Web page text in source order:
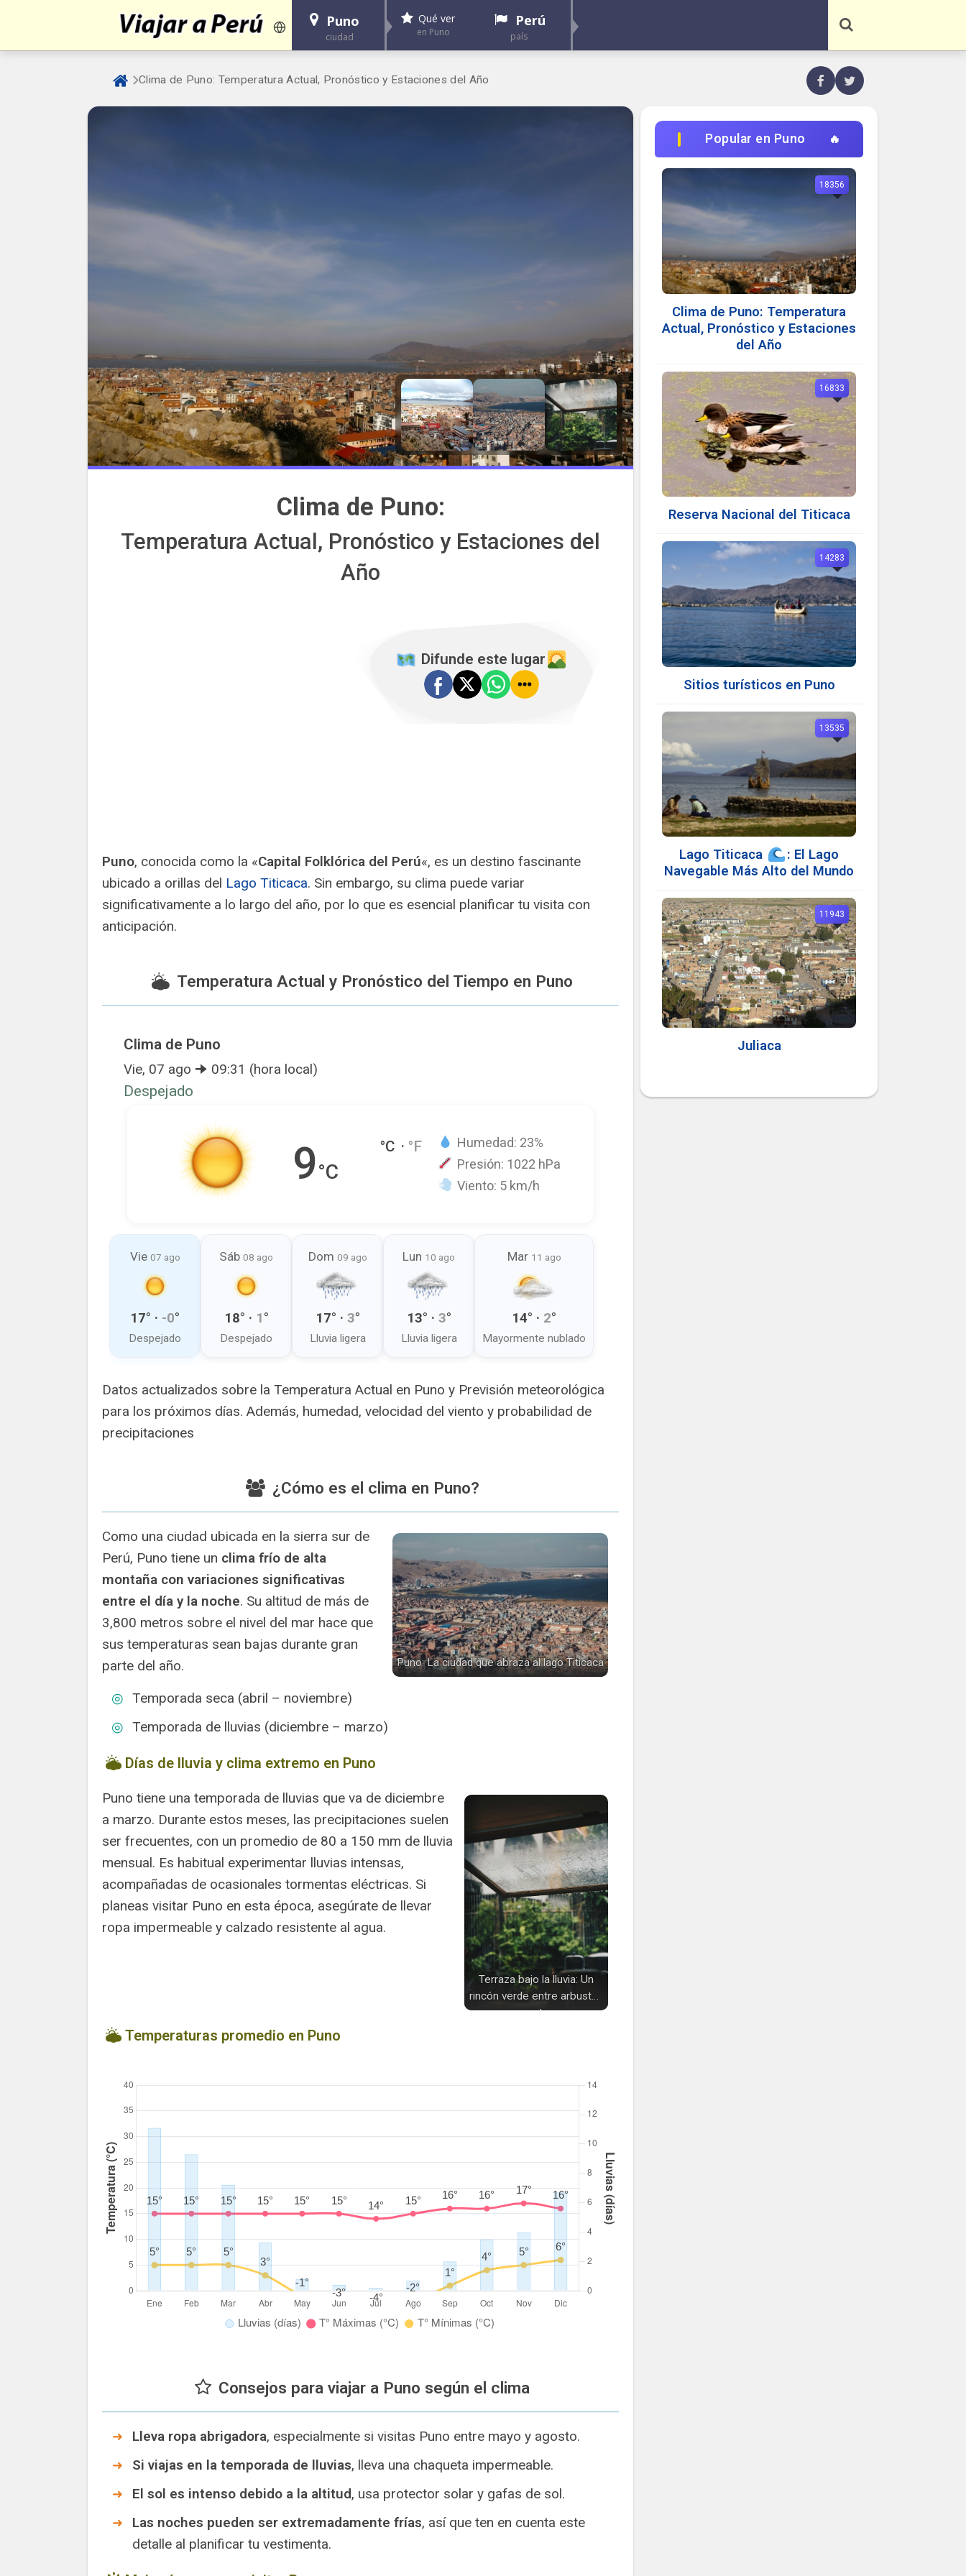
Puno
ciudad
Qué ver
en Puno
Perú
país
Clima de Puno: Temperatura Actual, Pronóstico y Estaciones del Año
Clima de Puno:
Temperatura Actual, Pronóstico y Estaciones del
Año
️ Difunde este lugar
Puno, conocida como la «Capital Folklórica del Perú«, es un destino fascinante
ubicado a orillas del Lago Titicaca. Sin embargo, su clima puede variar
significativamente a lo largo del año, por lo que es esencial planificar tu visita con
anticipación.
Temperatura Actual y Pronóstico del Tiempo en Puno
Clima de Puno
Vie, 07 ago 🠊 09:31 (hora local)
Despejado
9°C
°C · °F Humedad: 23%
️ Presión: 1022 hPa
Viento: 5 km/h
Vie 07 ago
17° · -0°
Despejado
Sáb 08 ago
18° · 1°
Despejado
Dom 09 ago
17° · 3°
Lluvia ligera
Lun 10 ago
13° · 3°
Lluvia ligera
Mar 11 ago
14° · 2°
Mayormente nublado
Datos actualizados sobre la Temperatura Actual en Puno y Previsión meteorológica
para los próximos días. Además, humedad, velocidad del viento y probabilidad de
precipitaciones
¿Cómo es el clima en Puno?
Puno: La ciudad que abraza al lago Titicaca
Como una ciudad ubicada en la sierra sur de
Perú, Puno tiene un clima frío de alta
montaña con variaciones significativas
entre el día y la noche. Su altitud de más de
3,800 metros sobre el nivel del mar hace que
sus temperaturas sean bajas durante gran
parte del año.
Temporada seca (abril – noviembre)
Temporada de lluvias (diciembre – marzo)
Días de lluvia y clima extremo en Puno
Terraza bajo la lluvia: Un
rincón verde entre arbustos
y gotas
Puno tiene una temporada de lluvias que va de diciembre
a marzo. Durante estos meses, las precipitaciones suelen
ser frecuentes, con un promedio de 80 a 150 mm de lluvia
mensual. Es habitual experimentar lluvias intensas,
acompañadas de ocasionales tormentas eléctricas. Si
planeas visitar Puno en esta época, asegúrate de llevar
ropa impermeable y calzado resistente al agua.
Temperaturas promedio en Puno
Consejos para viajar a Puno según el clima
Lleva ropa abrigadora, especialmente si visitas Puno entre mayo y agosto.
Si viajas en la temporada de lluvias, lleva una chaqueta impermeable.
El sol es intenso debido a la altitud, usa protector solar y gafas de sol.
Las noches pueden ser extremadamente frías, así que ten en cuenta este
detalle al planificar tu vestimenta.
Popular en Puno
Clima de Puno: Temperatura
Actual, Pronóstico y Estaciones
del Año
18356
Reserva Nacional del Titicaca
16833
Sitios turísticos en Puno
14283
Lago Titicaca
: El Lago
Navegable Más Alto del Mundo
13535
Juliaca
11943